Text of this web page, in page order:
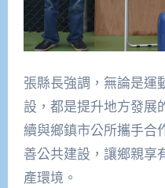
張縣長強調，無論是運
設，都是提升地方發展
續與鄉鎮市公所攜手合
善公共建設，讓鄉親享
產環境。